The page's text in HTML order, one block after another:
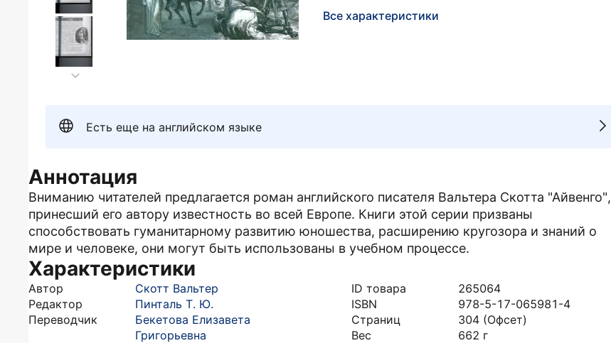
Все характеристики
Есть еще на английском языке
Аннотация
Вниманию читателей предлагается роман английского писателя Вальтера Скотта "Айвенго",
принесший его автору известность во всей Европе. Книги этой серии призваны
способствовать гуманитарному развитию юношества, расширению кругозора и знаний о
мире и человеке, они могут быть использованы в учебном процессе.
Характеристики
Автор
Скотт Вальтер
Редактор
Пинталь Т. Ю.
Переводчик
Бекетова Елизавета
Григорьевна
ID товара
265064
ISBN
978-5-17-065981-4
Страниц
304 (Офсет)
Вес
662 г